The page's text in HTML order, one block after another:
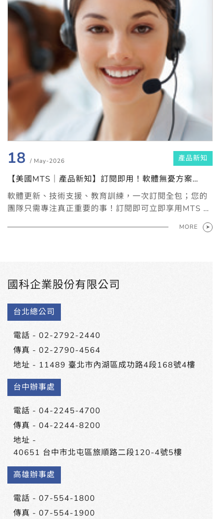
18 / May-2026 產品新知
【美國MTS｜產品新知】訂閱即用！軟體無憂方案
（SSP）
軟體更新、技術支援、教育訓練，一次訂閱全包；您的
團隊只需專注真正重要的事！訂閱即可立即享用MTS 軟
MORE
國科企業股份有限公司
台北總公司
電話 - 02-2792-2440
傳真 - 02-2790-4564
地址 - 11489 臺北市內湖區成功路4段168號4樓
台中辦事處
電話 - 04-2245-4700
傳真 - 04-2244-8200
地址 -
40651 台中市北屯區旅順路二段120-4號5樓
高雄辦事處
電話 - 07-554-1800
傳真 - 07-554-1900